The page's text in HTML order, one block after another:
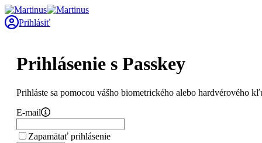
Prihlásiť
Prihlásenie s Passkey
Prihláste sa pomocou vášho biometrického alebo hardvérového
E-mail
Zapamätať prihlásenie